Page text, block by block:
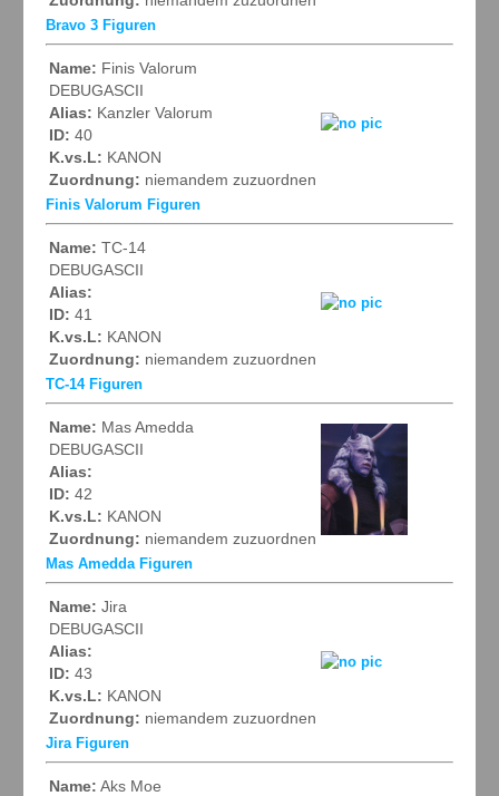
Bravo 3 Figuren
Name: Finis Valorum
DEBUGASCII
Alias: Kanzler Valorum
ID: 40
K.vs.L: KANON
Zuordnung: niemandem zuzuordnen
Finis Valorum Figuren
Name: TC-14
DEBUGASCII
Alias:
ID: 41
K.vs.L: KANON
Zuordnung: niemandem zuzuordnen
TC-14 Figuren
Name: Mas Amedda
DEBUGASCII
Alias:
ID: 42
K.vs.L: KANON
Zuordnung: niemandem zuzuordnen
Mas Amedda Figuren
Name: Jira
DEBUGASCII
Alias:
ID: 43
K.vs.L: KANON
Zuordnung: niemandem zuzuordnen
Jira Figuren
Name: Aks Moe